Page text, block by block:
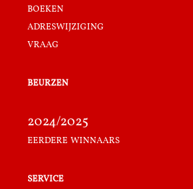
boeken
adreswijziging
vraag
beurzen
2024/2025
eerdere winnaars
service